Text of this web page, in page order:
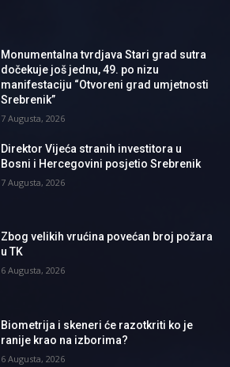
Monumentalna tvrdjava Stari grad sutra
dočekuje još jednu, 49. po nizu
manifestaciju “Otvoreni grad umjetnosti
Srebrenik”
7 Augusta, 2026
Direktor Vijeća stranih investitora u
Bosni i Hercegovini posjetio Srebrenik
7 Augusta, 2026
Zbog velikih vrućina povećan broj požara
u TK
6 Augusta, 2026
Biometrija i skeneri će razotkriti ko je
ranije krao na izborima?
6 Augusta, 2026